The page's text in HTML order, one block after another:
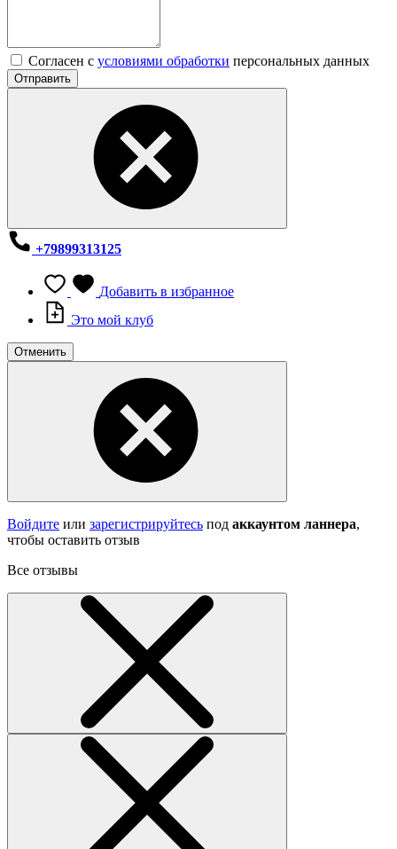
Согласен с условиями обработки персональных данных
Отправить
+79899313125
Добавить в избранное
Это мой клуб
Отменить
Войдите или зарегистрируйтесь под аккаунтом ланнера,
чтобы оставить отзыв
Все отзывы